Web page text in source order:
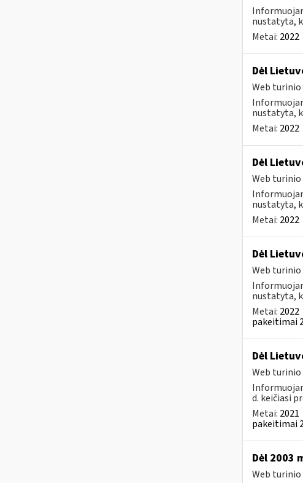
nustatyta,
Metai: 2022
Dėl
Web turinio
nustatyta,
Metai: 2022
Dėl
Web turinio
nustatyta,
Metai: 2022
Dėl
Web turinio
nustatyta,
Metai: 2022
pakeitimai
Dėl
Web turinio
d. keičiasi
Metai: 2021
pakeitimai
Dėl 2003
Web turinio